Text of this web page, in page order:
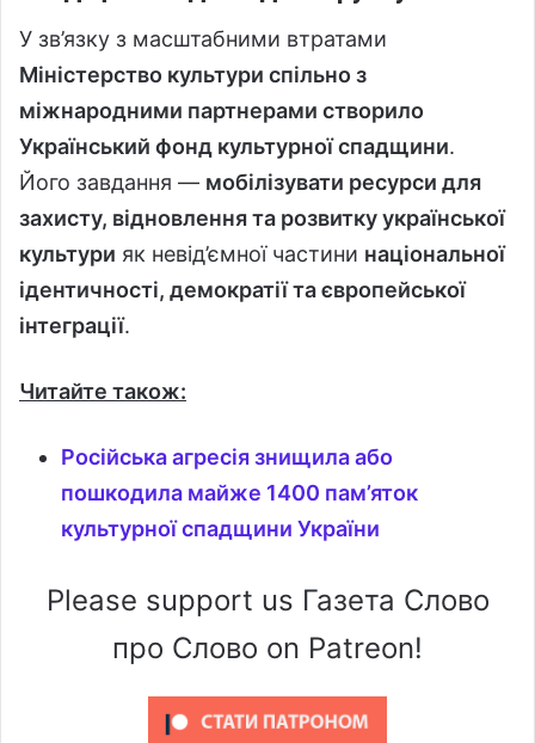
У зв’язку з масштабними втратами
Міністерство культури спільно з
міжнародними партнерами створило
Український фонд культурної спадщини.
Його завдання — мобілізувати ресурси для
захисту, відновлення та розвитку української
культури як невід’ємної частини національної
ідентичності, демократії та європейської
інтеграції.
Читайте також:
Російська агресія знищила або
пошкодила майже 1400 пам’яток
культурної спадщини України
Please support us Газета Слово
про Слово on Patreon!